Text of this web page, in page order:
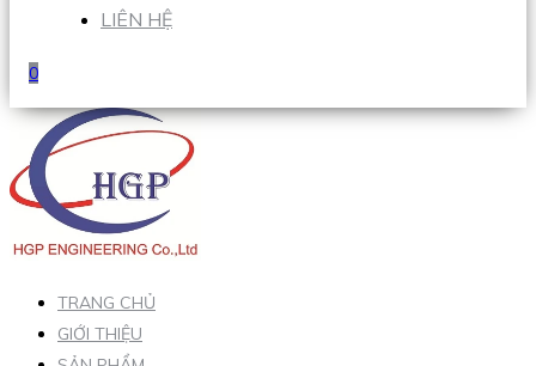
LIÊN HỆ
0
TRANG CHỦ
GIỚI THIỆU